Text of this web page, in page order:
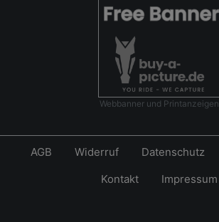
Webbanner und Printanzeigen
AGB Widerruf Datenschutz
Kontakt
Impressum